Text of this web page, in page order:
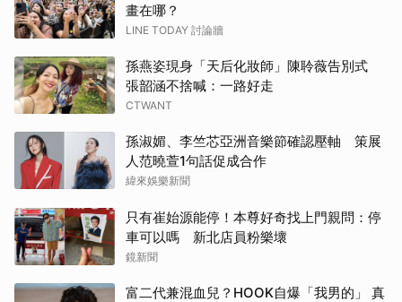
畫在哪？
LINE TODAY 討論牆
孫燕姿現身「天后化妝師」陳聆薇告別式
張韶涵不捨喊：一路好走
CTWANT
孫淑媚、李竺芯亞洲音樂節確認壓軸 策展
人范曉萱1句話促成合作
緯來娛樂新聞
只有崔始源能停！本尊好奇找上門親問：停
車可以嗎 新北店員粉樂壞
鏡新聞
富二代兼混血兒？HOOK自爆「我男的」 真